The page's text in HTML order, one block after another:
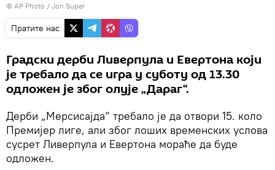
© AP Photo / Jon Super
Пратите нас
Градски дерби Ливерпула и Евертона који
је требало да се игра у суботу од 13.30
одложен је због олује „Дараг“.
Дерби „Мерсисајда“ требало је да отвори 15. коло
Премијер лиге, али због лоших временских услова
сусрет Ливерпула и Евертона мораће да буде
одложен.